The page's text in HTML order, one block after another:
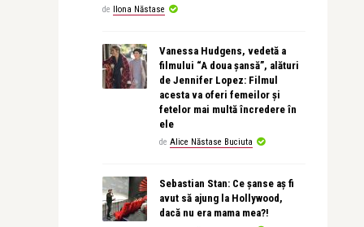
de Ilona Năstase
Vanessa Hudgens, vedetă a
filmului “A doua șansă”, alături
de Jennifer Lopez: Filmul
acesta va oferi femeilor și
fetelor mai multă încredere în
ele
de Alice Năstase Buciuta
Sebastian Stan: Ce șanse aș fi
avut să ajung la Hollywood,
dacă nu era mama mea?!